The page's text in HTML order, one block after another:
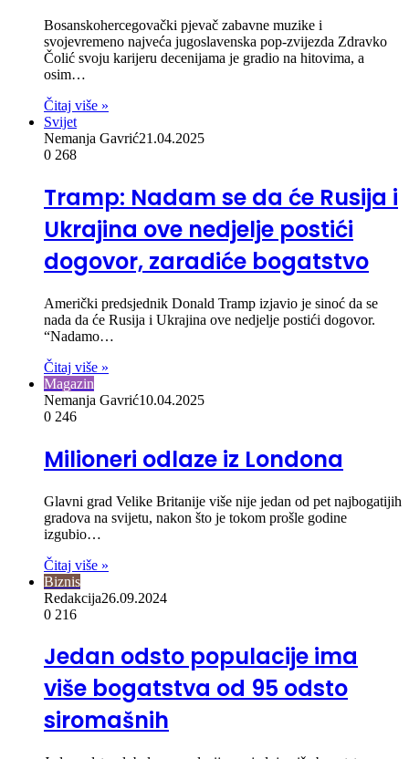
Bosanskohercegovački pjevač zabavne muzike i
svojevremeno najveća jugoslavenska pop-zvijezda Zdravko
Čolić svoju karijeru decenijama je gradio na hitovima, a
osim…
Čitaj više »
Svijet
Nemanja Gavrić21.04.2025
0 268
Tramp: Nadam se da će Rusija i
Ukrajina ove nedjelje postići
dogovor, zaradiće bogatstvo
Američki predsjednik Donald Tramp izjavio je sinoć da se
nada da će Rusija i Ukrajina ove nedjelje postići dogovor.
“Nadamo…
Čitaj više »
Magazin
Nemanja Gavrić10.04.2025
0 246
Milioneri odlaze iz Londona
Glavni grad Velike Britanije više nije jedan od pet najbogatijih
gradova na svijetu, nakon što je tokom prošle godine
izgubio…
Čitaj više »
Biznis
Redakcija26.09.2024
0 216
Jedan odsto populacije ima
više bogatstva od 95 odsto
siromašnih